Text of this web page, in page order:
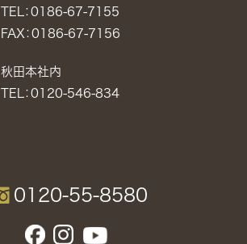
TEL：0186-67-7155
FAX：0186-67-7156
秋田本社内
TEL：0120-546-834
0120-55-8580